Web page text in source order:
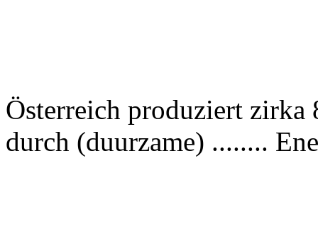
Österreich produziert zirka
durch (duurzame) ........